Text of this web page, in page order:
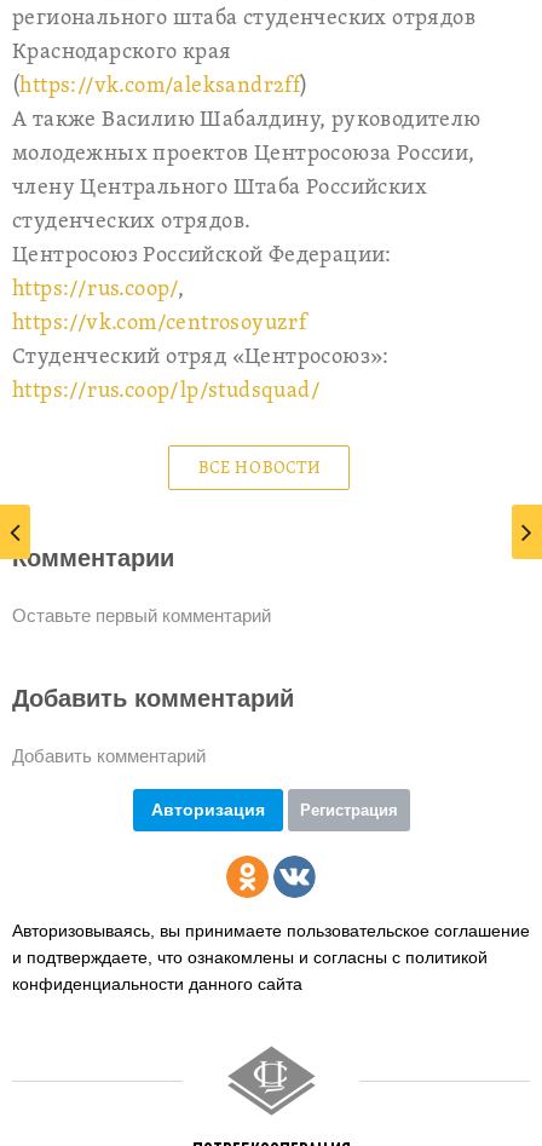
регионального штаба студенческих отрядов
Краснодарского края
(https://vk.com/aleksandr2ff)
А также Василию Шабалдину, руководителю
молодежных проектов Центросоюза России,
члену Центрального Штаба Российских
студенческих отрядов.
Центросоюз Российской Федерации:
https://rus.coop/,
https://vk.com/centrosoyuzrf
Студенческий отряд «Центросоюз»:
https://rus.coop/lp/studsquad/
ВСЕ НОВОСТИ
Комментарии
Оставьте первый комментарий
Добавить комментарий
Добавить комментарий
Авторизация Регистрация
Авторизовываясь, вы принимаете пользовательское соглашение
и подтверждаете, что ознакомлены и согласны с политикой
конфиденциальности данного сайта